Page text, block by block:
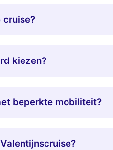
cruise?
kiezen?
beperkte mobiliteit?